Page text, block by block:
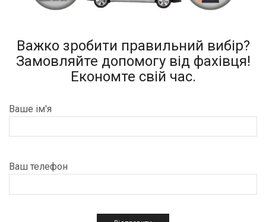
Важко зробити правильний вибір?
Замовляйте допомогу від фахівця!
Економте свій час.
Ваше ім'я
Ваш телефон